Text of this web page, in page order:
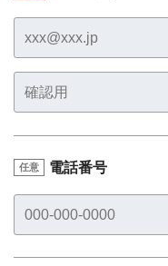
任意 電話番号